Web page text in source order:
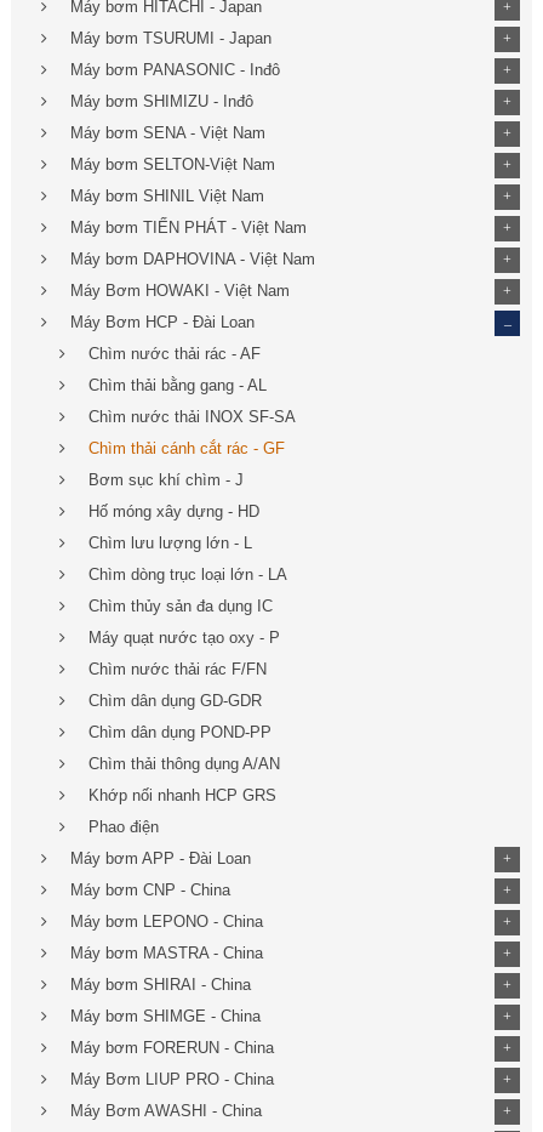
Máy bơm HITACHI - Japan +
Máy bơm TSURUMI - Japan +
Máy bơm PANASONIC - Inđô +
Máy bơm SHIMIZU - Inđô +
Máy bơm SENA - Việt Nam +
Máy bơm SELTON-Việt Nam +
Máy bơm SHINIL Việt Nam +
Máy bơm TIẾN PHÁT - Việt Nam +
Máy bơm DAPHOVINA - Việt Nam +
Máy Bơm HOWAKI - Việt Nam +
Máy Bơm HCP - Đài Loan
Chìm nước thải rác - AF
Chìm thải bằng gang - AL
Chìm nước thải INOX SF-SA
Chìm thải cánh cắt rác - GF
Bơm sục khí chìm - J
Hố móng xây dựng - HD
Chìm lưu lượng lớn - L
Chìm dòng trục loại lớn - LA
Chìm thủy sản đa dụng IC
Máy quạt nước tạo oxy - P
Chìm nước thải rác F/FN
Chìm dân dụng GD-GDR
Chìm dân dụng POND-PP
Chìm thải thông dụng A/AN
Khớp nối nhanh HCP GRS
Phao điện
Máy bơm APP - Đài Loan
+
Máy bơm CNP - China +
Máy bơm LEPONO - China +
Máy bơm MASTRA - China +
Máy bơm SHIRAI - China +
Máy bơm SHIMGE - China +
Máy bơm FORERUN - China +
Máy Bơm LIUP PRO - China +
Máy Bơm AWASHI - China +